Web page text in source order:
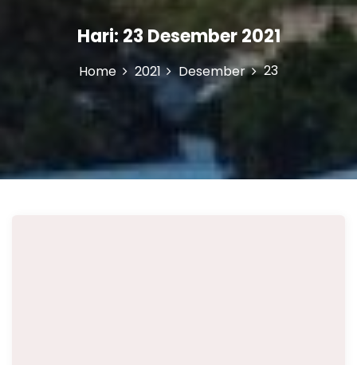
Hari:23 Desember 2021
Home 2021 Desember 23